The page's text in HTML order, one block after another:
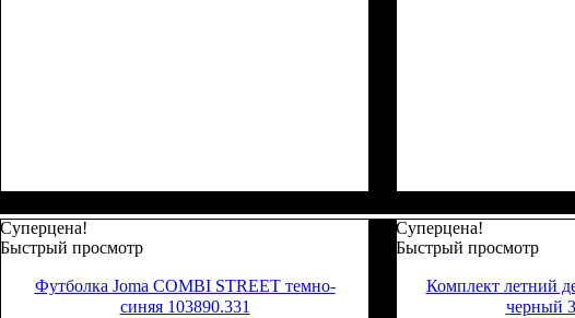
Суперцена!
Быстрый просмотр
Футболка Joma COMBI STREET темно-
синяя 103890.331
Суперцена!
Быстрый просмотр
Комплект летний
черный